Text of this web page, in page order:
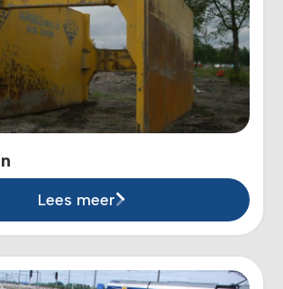
Lees meer